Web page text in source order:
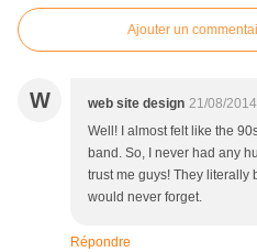
Ajouter un
W web site design 21/08/
Well! I almost felt like the
band. So, I never had any
trust me guys! They literally
would never forget.
Répondre